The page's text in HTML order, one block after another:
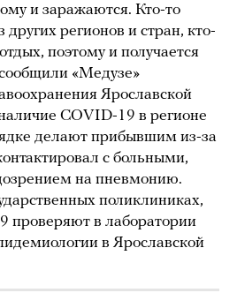
и заражаются. Кто-то
других регионов и стран, кто-
поэтому и получается
«Медузе»
Ярославской
COVID-19 в регионе
делают прибывшим из-за
с больными,
на пневмонию.
поликлиниках,
проверяют в лаборатории
в Ярославской